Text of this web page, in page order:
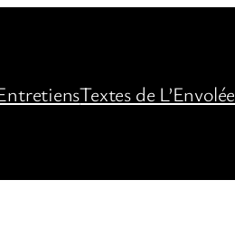
Textes de L’Envolée